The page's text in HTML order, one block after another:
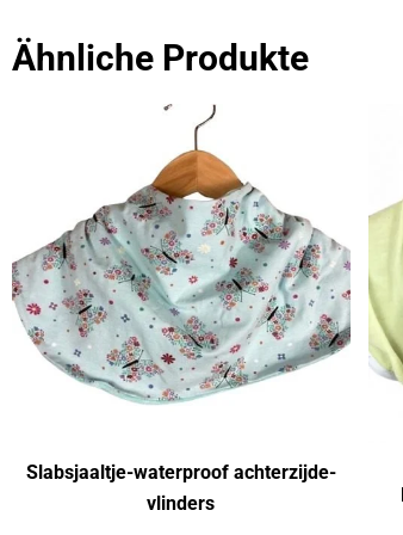
Ähnliche Produkte
Slabsjaaltje-waterproof achterzijde-
vlinders